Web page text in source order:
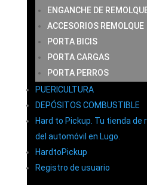
ENGANCHE DE
ACCESORIOS REMOLQUE
PORTA BICIS
PORTA CARGAS
PORTA PERROS
PUERICULTURA
DEPÓSITOS COMBUSTIBLE
Hard to Pickup. Tu tienda
del automóvil en Lugo.
HardtoPickup
Registro de usuario